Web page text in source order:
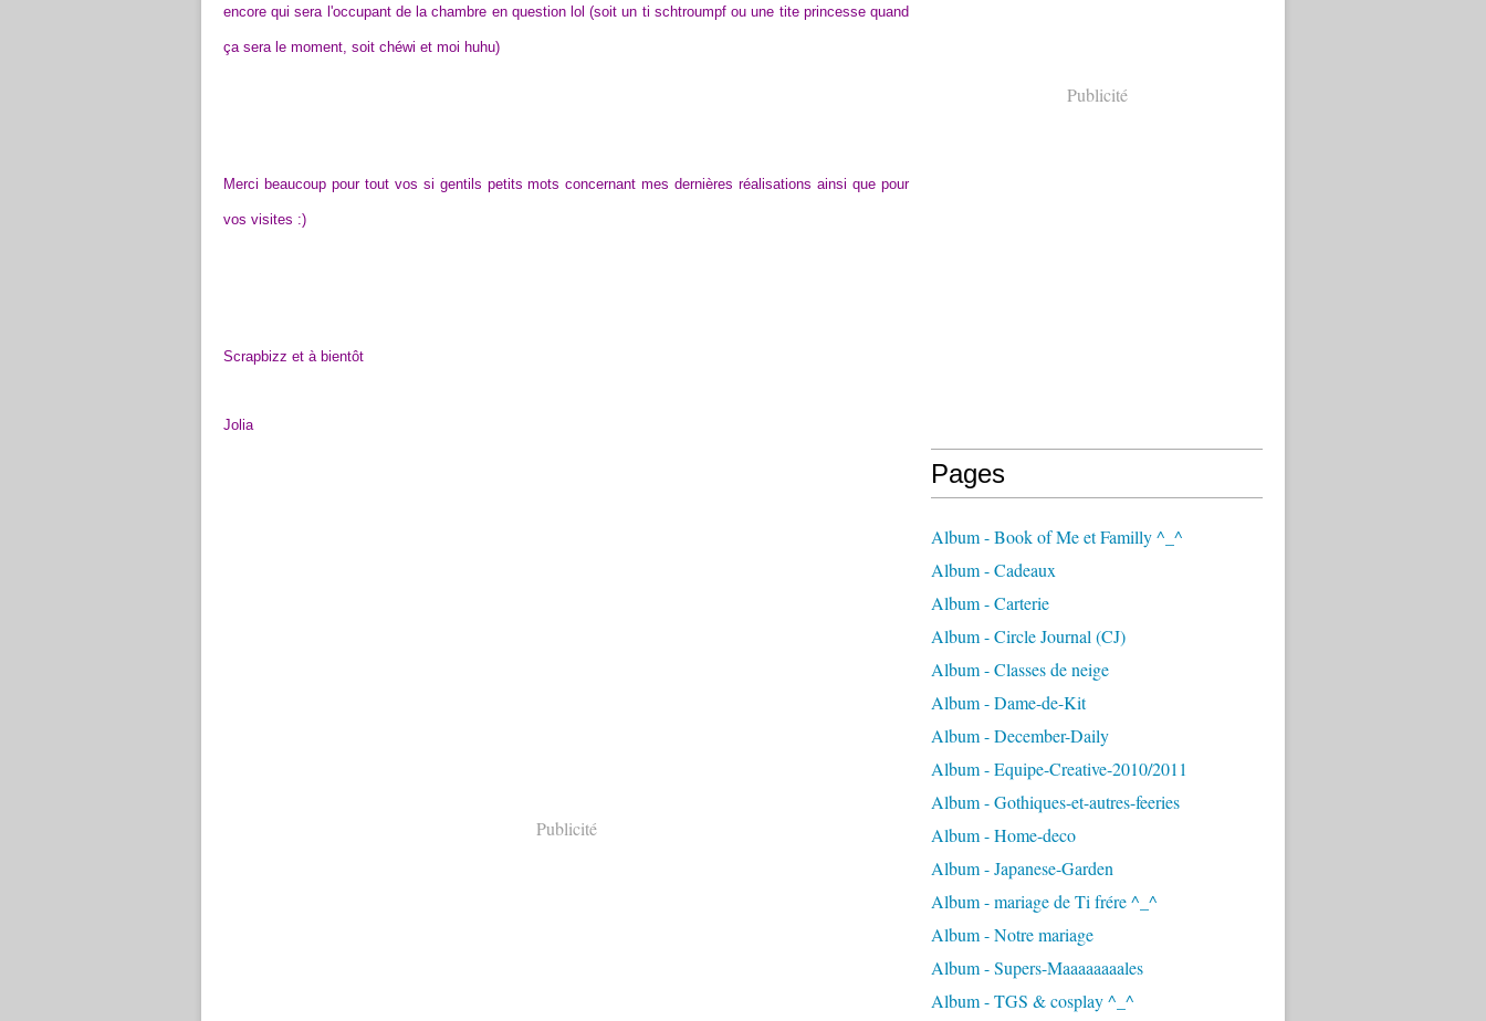
encore qui sera l'occupant de la chambre en question lol (soit un ti schtroumpf ou une tite princesse quand
ça sera le moment, soit chéwi et moi huhu)
Merci beaucoup pour tout vos si gentils petits mots concernant mes dernières réalisations ainsi que pour
vos visites :)
Scrapbizz et à bientôt
Jolia
Publicité
Publicité
Pages
Album - Book of Me et Familly ^_^
Album - Cadeaux
Album - Carterie
Album - Circle Journal (CJ)
Album - Classes de neige
Album - Dame-de-Kit
Album - December-Daily
Album - Equipe-Creative-2010/2011
Album - Gothiques-et-autres-feeries
Album - Home-deco
Album - Japanese-Garden
Album - mariage de Ti frére ^_^
Album - Notre mariage
Album - Supers-Maaaaaaaales
Album - TGS & cosplay ^_^